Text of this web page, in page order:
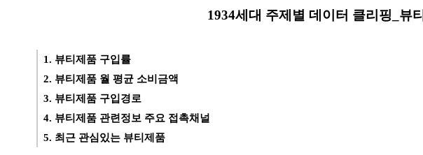
1934세대 주제별 데이터 클리핑_뷰티
1. 뷰티제품 구입률
2. 뷰티제품 월 평균 소비금액
3. 뷰티제품 구입경로
4. 뷰티제품 관련정보 주요 접촉채널
5. 최근 관심있는 뷰티제품